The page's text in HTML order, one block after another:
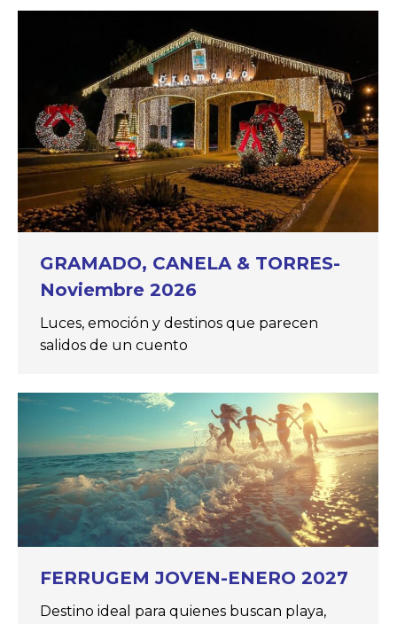
GRAMADO, CANELA & TORRES-
Noviembre 2026
Luces, emoción y destinos que parecen
salidos de un cuento
FERRUGEM JOVEN-ENERO 2027
Destino ideal para quienes buscan playa,